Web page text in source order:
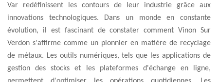
Var redéfinissent les contours de leur industrie grâce aux
innovations technologiques. Dans un monde en constante
évolution, il est fascinant de constater comment Vinon Sur
Verdon s'affirme comme un pionnier en matière de recyclage
de métaux. Les outils numériques, tels que les applications de
gestion des stocks et les plateformes d'échange en ligne,